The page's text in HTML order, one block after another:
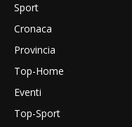
Sport
Cronaca
Provincia
Top-Home
Eventi
Top-Sport